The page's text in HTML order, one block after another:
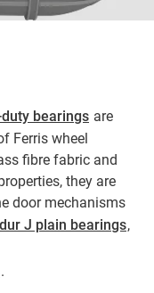
bearings are
Ferris wheel
fibre fabric and
they are
door mechanisms
J plain bearings,
.